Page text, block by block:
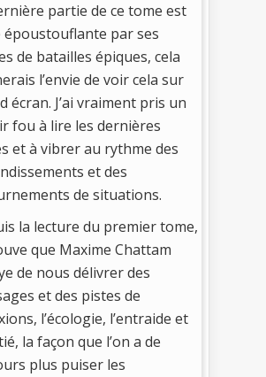
partie de ce tome est
époustouflante par ses
de batailles épiques, cela
l’envie de voir cela sur
écran. J’ai vraiment pris un
fou à lire les dernières
et à vibrer au rythme des
et des
de situations.
la lecture du premier tome,
que Maxime Chattam
de nous délivrer des
et des pistes de
l’écologie, l’entraide et
la façon que l’on a de
plus puiser les